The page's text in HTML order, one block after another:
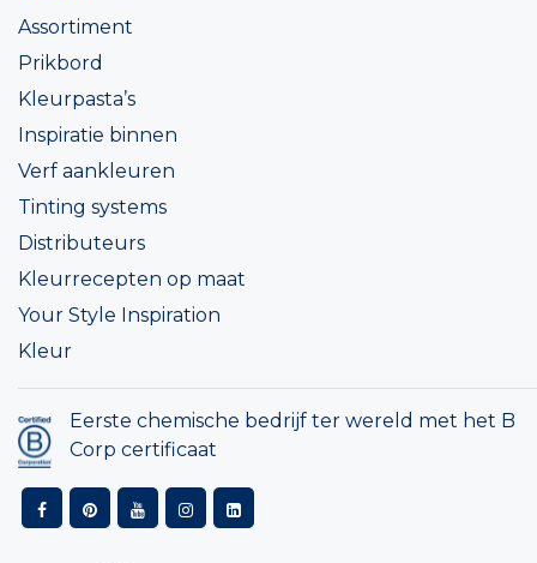
Assortiment
Prikbord
Kleurpasta’s
Inspiratie binnen
Verf aankleuren
Tinting systems
Distributeurs
Kleurrecepten op maat
Your Style Inspiration
Kleur
Eerste chemische bedrijf ter wereld met het B
Corp certificaat